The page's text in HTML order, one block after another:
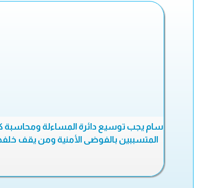
سام يجب توسيع دائرة المساءلة ومحاسبة
المتسببين بالفوضى الأمنية ومن يقف